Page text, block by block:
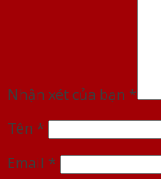
Nhận xét của bạn *
Tên *
Email *